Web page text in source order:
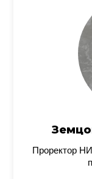
Проректор